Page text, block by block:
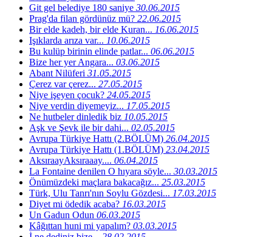
Git gel belediye 180 saniye 30.06.2015
Prag'da filan gördünüz mü? 22.06.2015
Bir elde kadeh, bir elde Kuran... 16.06.2015
Işıklarda arıza var... 10.06.2015
Bu kulüp birinin elinde patlar... 06.06.2015
Bize her yer Angara... 03.06.2015
Abant Nilüferi 31.05.2015
Çerez var çerez... 27.05.2015
Niye işeyen çocuk? 24.05.2015
Niye verdin diyemeyiz... 17.05.2015
Ne hutbeler dinledik biz 10.05.2015
Aşk ve Şevk ile bir dahi... 02.05.2015
Avrupa Türkiye Hattı (2.BÖLÜM) 26.04.2015
Avrupa Türkiye Hattı (1.BÖLÜM) 23.04.2015
AksıraayAksıraaay.... 06.04.2015
La Fontaine denilen O hıyara söyle... 30.03.2015
Önümüzdeki maçlara bakacağız... 25.03.2015
Türk, Ulu Tanrı'nın Soylu Gözdesi... 17.03.2015
Diyet mi ödedik acaba? 16.03.2015
Un Gadun Odun 06.03.2015
Kâğıttan huni mi yapalım? 03.03.2015